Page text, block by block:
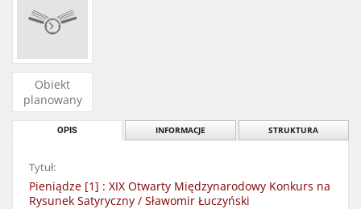
Obiekt
planowany
OPIS INFORMACJE STRUKTURA
Tytuł:
Pieniądze [1] : XIX Otwarty Międzynarodowy Konkurs na
Rysunek Satyryczny / Sławomir Łuczyński